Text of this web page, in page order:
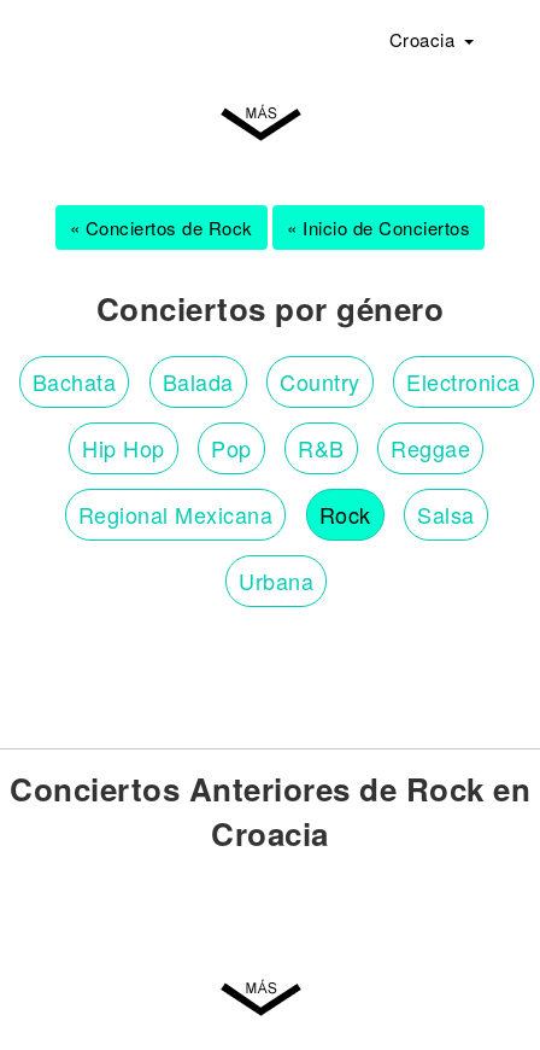
Croacia
« Conciertos de Rock « Inicio de Conciertos
Conciertos por género
Bachata Balada Country Electronica
Hip Hop Pop R&B Reggae
Regional Mexicana Rock Salsa
Urbana
Conciertos Anteriores de Rock en
Croacia